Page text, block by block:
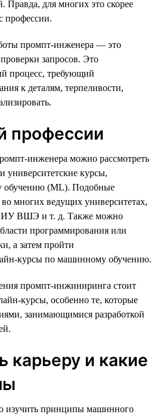
Правда, для многих это скорее
профессии.
промпт-инженера — это
запросов. Это
процесс, требующий
к деталям, терпеливости,
профессии
инженера можно рассмотреть
университетские курсы,
(ML). Подобные
многих ведущих университетах,
ВШЭ и т. д. Также можно
программирования или
а затем пройти
курсы по машинному обучению.
промпт-инжиниринга стоит
курсы, особенно те, которые
занимающимися разработкой
карьеру и какие
изучить принципы машинного